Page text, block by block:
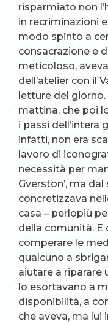
risparmiato non
in recriminazioni
modo spinto a
consacrazione e
meticoloso,
dell’atelier con il
letture del giorno.
mattina, che poi
i passi dell’intera
infatti, non era
lavoro di
necessità per
Gverston’, ma
concretizzava
casa – perlopiù
della comunità. E
comperare le
qualcuno a
aiutare a riparare
lo esortavano a
disponibilità, a
che aveva, ma lui